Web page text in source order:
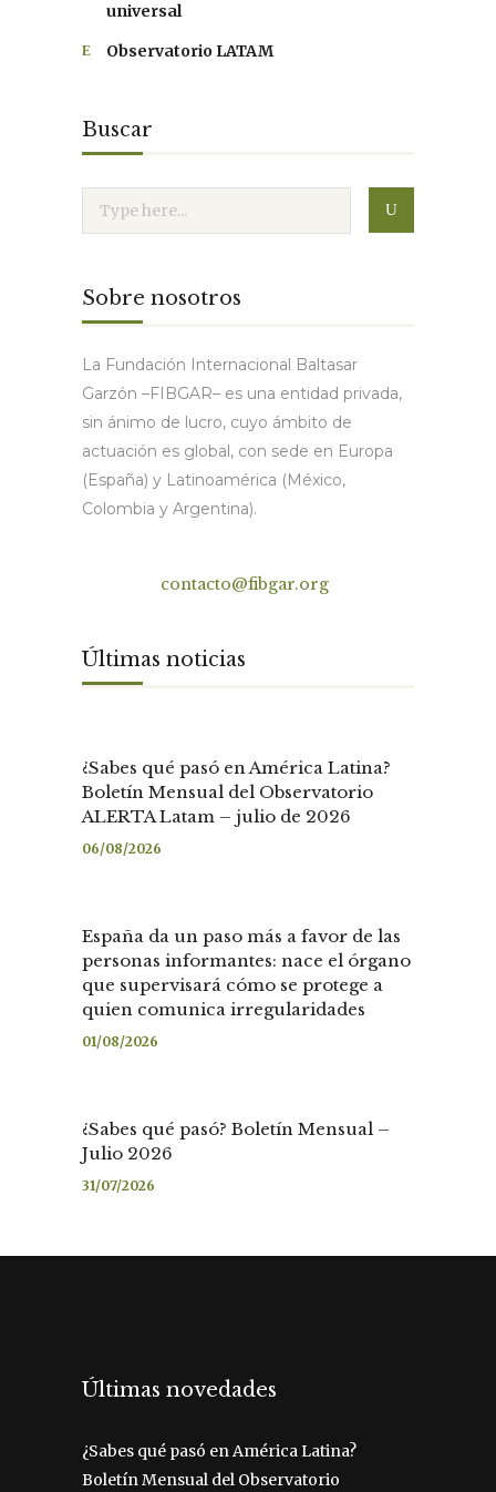
universal
Observatorio LATAM
Buscar
Sobre nosotros
La Fundación Internacional Baltasar
Garzón –FIBGAR– es una entidad privada,
sin ánimo de lucro, cuyo ámbito de
actuación es global, con sede en Europa
(España) y Latinoamérica (México,
Colombia y Argentina).
contacto@fibgar.org
Últimas noticias
¿Sabes qué pasó en América Latina?
Boletín Mensual del Observatorio
ALERTA Latam – julio de 2026
06/08/2026
España da un paso más a favor de las
personas informantes: nace el órgano
que supervisará cómo se protege a
quien comunica irregularidades
01/08/2026
¿Sabes qué pasó? Boletín Mensual –
Julio 2026
31/07/2026
Últimas novedades
¿Sabes qué pasó en América Latina?
Boletín Mensual del Observatorio